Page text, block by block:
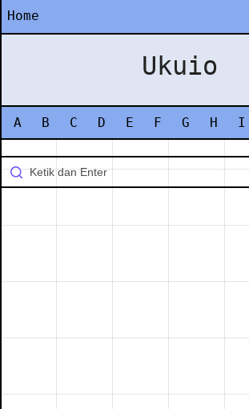
Home
Ukuio
A B C D E F G H I